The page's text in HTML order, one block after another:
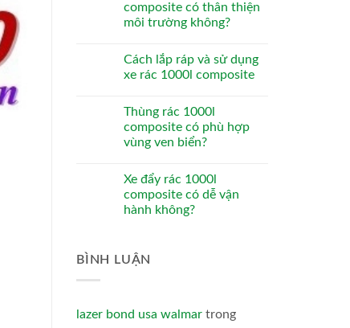
composite có thân thiện
môi trường không?
Cách lắp ráp và sử dụng
xe rác 1000l composite
Thùng rác 1000l
composite có phù hợp
vùng ven biển?
Xe đẩy rác 1000l
composite có dễ vận
hành không?
BÌNH LUẬN
lazer bond usa walmar trong